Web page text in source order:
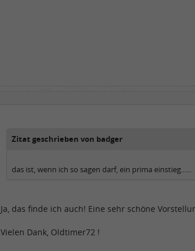
Zitat geschrieben von badger
das ist, wenn ich so sagen darf, ein prima einstieg......
Ja, das finde ich auch! Eine sehr schöne
Vielen Dank, Oldtimer72 !